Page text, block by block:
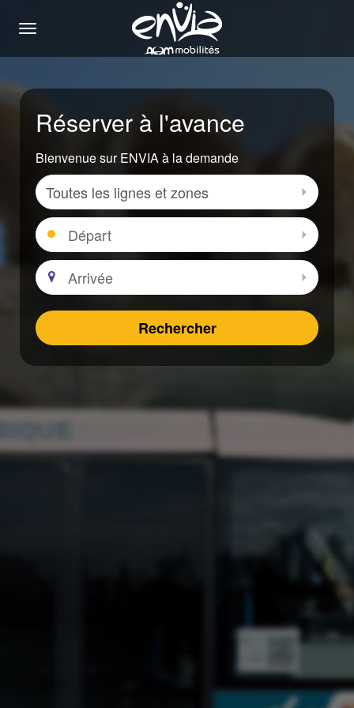
Menu
Réserver à l'avance
Bienvenue sur ENVIA à la demande
Zone
Départ
Arrivée
Rechercher